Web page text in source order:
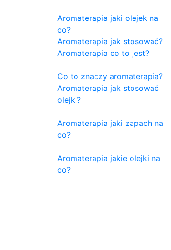
Aromaterapia jaki olejek na
co?
Aromaterapia jak stosować?
Aromaterapia co to jest?
Co to znaczy aromaterapia?
Aromaterapia jak stosować
olejki?
Aromaterapia jaki zapach na
co?
Aromaterapia jakie olejki na
co?